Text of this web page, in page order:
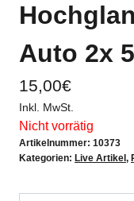
Auto 2x
15,00€
Inkl. MwSt.
Nicht vorrätig
Artikelnummer: 10373
Kategorien: Live Artikel ,